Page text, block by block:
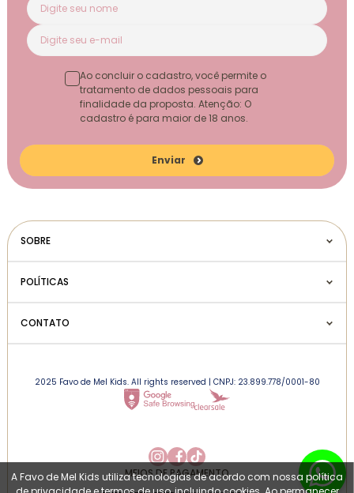
Enviar
Ao concluir o cadastro, você permite o
tratamento de dados pessoais para
finalidade da proposta. Atenção: O
cadastro é para maior de 18 anos.
SOBRE
POLÍTICAS
CONTATO
2025 Favo de Mel Kids. All rights reserved | CNPJ: 23.899.778/0001-80
MEIOS DE PAGAMENTO
A Favo de Mel Kids utiliza tecnologias de acordo com nossa política